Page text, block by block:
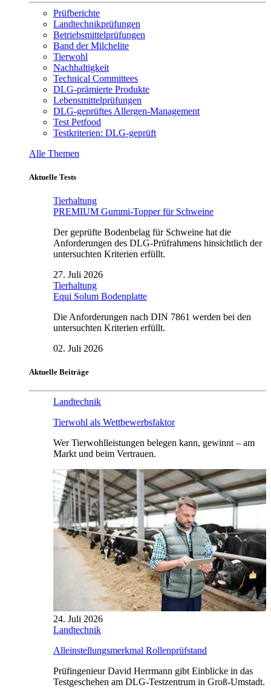
Prüfberichte
Landtechnikprüfungen
Betriebsmittelprüfungen
Band der Milchelite
Tierwohl
Nachhaltigkeit
Technical Committees
DLG-prämierte Produkte
Lebensmittelprüfungen
DLG-geprüftes Allergen-Management
Test Petfood
Testkriterien: DLG-geprüft
Alle Themen
Aktuelle Tests
Tierhaltung
PREMIUM Gummi-Topper für Schweine
Der geprüfte Bodenbelag für Schweine hat die
Anforderungen des DLG-Prüfrahmens hinsichtlich der
untersuchten Kriterien erfüllt.
27. Juli 2026
Tierhaltung
Equi Solum Bodenplatte
Die Anforderungen nach DIN 7861 werden bei den
untersuchten Kriterien erfüllt.
02. Juli 2026
Aktuelle Beiträge
Landtechnik
Tierwohl als Wettbewerbsfaktor
Wer Tierwohlleistungen belegen kann, gewinnt – am
Markt und beim Vertrauen.
24. Juli 2026
Landtechnik
Alleinstellungsmerkmal Rollenprüfstand
Prüfingenieur David Herrmann gibt Einblicke in das
Testgeschehen am DLG-Testzentrum in Groß-Umstadt.